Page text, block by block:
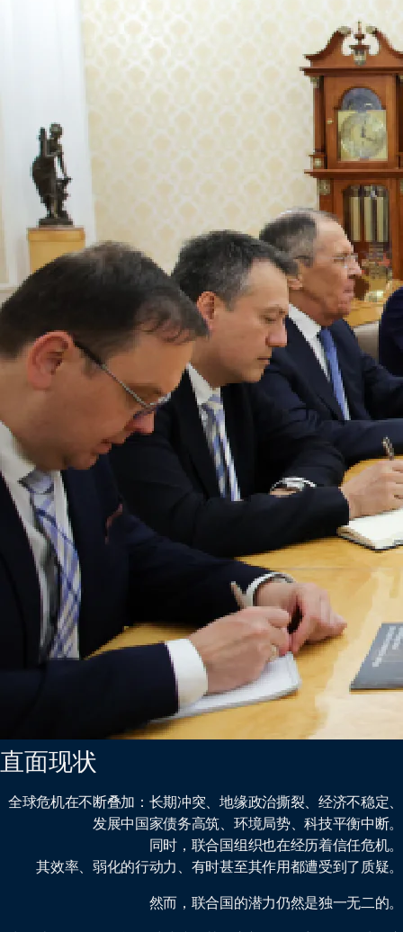
直面现状
全球危机在不断叠加：长期冲突、地缘政治撕裂、经济不稳定、
发展中国家债务高筑、环境局势、科技平衡中断。
同时，联合国组织也在经历着信任危机。
其效率、弱化的行动力、有时甚至其作用都遭受到了质疑。
然而，联合国的潜力仍然是独一无二的。